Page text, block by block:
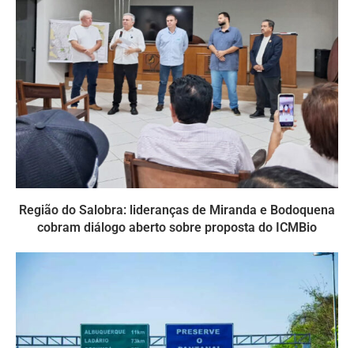
Região do Salobra: lideranças de Miranda e Bodoquena
cobram diálogo aberto sobre proposta do ICMBio